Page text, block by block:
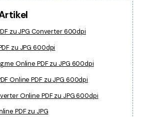
rechtmäßig
zu JPG Converter 600dpi
zu JPG 600dpi
Online PDF zu JPG 600dpi
Online PDF zu JPG 600dpi
Online PDF zu JPG 600dpi
PDF zu JPG